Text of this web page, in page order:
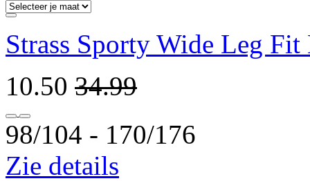
Strass Sporty Wide Leg Fit
10.50 34.99
98/104 ‐ 170/176
Zie details